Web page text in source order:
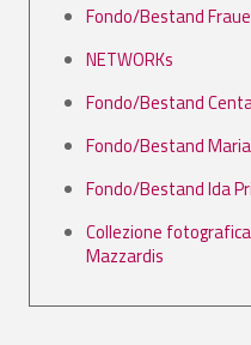
Fondo/Bestand
NETWORKs
Fondo/Bestand
Fondo/Bestand
Fondo/Bestand Ida
Collezione
Mazzardis